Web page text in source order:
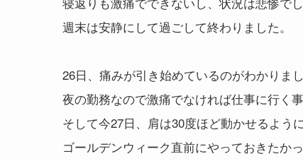
週末は安静にして過ごして終わりました。
26日、痛みが引き始めているのがわかりまし
夜の勤務なので激痛でなければ仕事に行く事
そして今27日、肩は30度ほど動かせるよう
ゴールデンウィーク直前にやっておきたか